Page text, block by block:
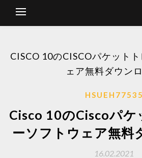
CISCO 10のCISCOパケット
ェア無料ダウン
HSUEH77535
Cisco 10のCiscoパケ
ーソフトウェア無料
16.02.2021